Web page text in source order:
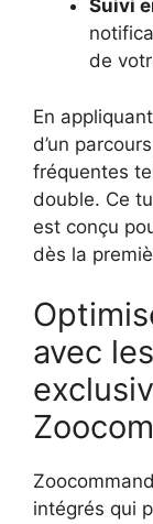
Suivi
de
En
d’un
fréquentes
double. Ce
est conçu
dès la
avec
intégrés qui